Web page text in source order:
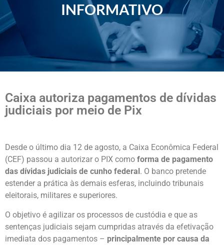
INFORMATIVO
Caixa autoriza pagamentos de dívidas
judiciais por meio de Pix
Desde o último dia 12 de agosto, a Caixa Econômica Federal
(CEF) passou a autorizar o PIX como forma de pagamento
das dívidas judiciais de cunho federal . O banco pretende
estender a prática às demais esferas, incluindo tribunais
eleitorais, militares e superiores.
O objetivo é agilizar os processos de custódia e que as
sentenças judiciais sejam cumpridas através da efetivação
imediata dos pagamentos – principalmente por causa da